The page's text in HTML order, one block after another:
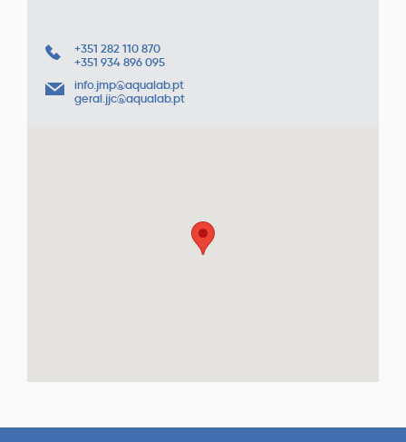
+351 282 110 870
+351 934 896 095
info.jmp@aqualab.pt
geral.jjc@aqualab.pt